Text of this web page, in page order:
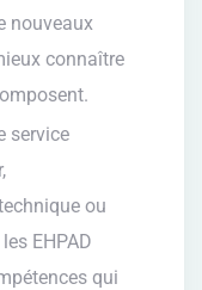
nouveaux
connaître
service
ou
EHPAD
qui